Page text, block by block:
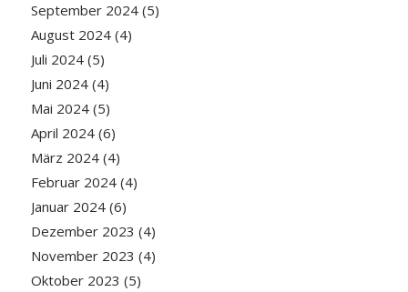
September 2024(5)
August 2024(4)
Juli 2024(5)
Juni 2024(4)
Mai 2024(5)
April 2024(6)
März 2024(4)
Februar 2024(4)
Januar 2024(6)
Dezember 2023 (4)
November 2023 (4)
Oktober 2023 (5)